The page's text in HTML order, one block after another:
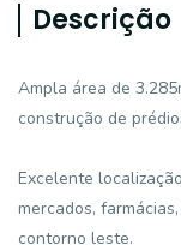
Descrição
Ampla área de
construção de
Excelente
mercados,
contorno leste.